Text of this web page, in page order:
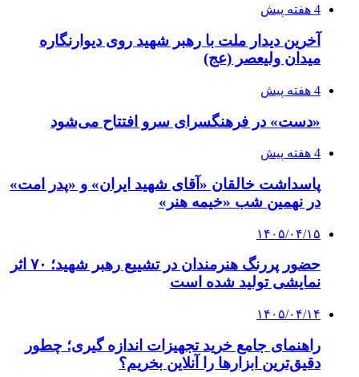
4 هفته پیش
آخرین دیدار ملت با رهبر شهید روی دیوارنگاره
میدان ولیعصر (عج)
4 هفته پیش
«دست» در فرهنگسرای سرو افتتاح می‌شود
4 هفته پیش
پاسداشت خالقان «آقای شهید ایران» و «پدر امت»
در نهمین شب «خیمه هنر»
۱۴۰۵/۰۴/۱۵
حضور پررنگ هنرمندان در تشییع رهبر شهید؛ ۷۰ اثر
نمایشی تولید شده است
۱۴۰۵/۰۴/۱۴
راهنمای جامع خرید تجهیزات اندازه گیری؛ چطور
دقیق‌ترین ابزارها را آنلاین بخریم؟